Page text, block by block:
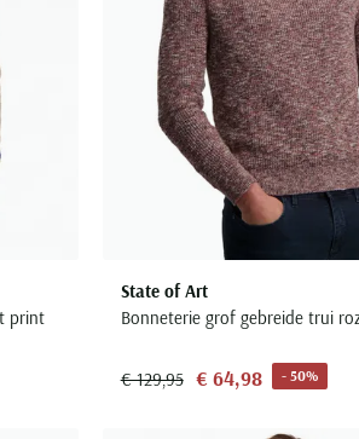
print
State of Art
Bonneterie grof gebreide trui
€ 129,95 € 64,98 - 50%